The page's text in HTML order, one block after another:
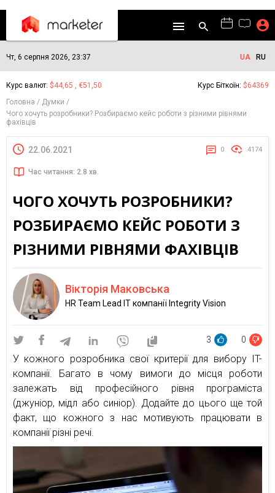
Чт, 6 серпня 2026, 23:37 UA RU
Курс валют: $44,65 , €51,50 Курс Біткоїн: $64369
Головна
Думки
Чого хочуть розробники? Розбираємо кейс роботи з різними рівнями
фахівців
22.06.2021 0 4174
Час читання: 2.8 хв.
ЧОГО ХОЧУТЬ РОЗРОБНИКИ?
РОЗБИРАЄМО КЕЙС РОБОТИ З
РІЗНИМИ РІВНЯМИ ФАХІВЦІВ
Вікторія Маковська
HR Team Lead IT компанії Integrity Vision
3 0
У кожного розробника свої критерії для вибору IT-
компанії. Багато в чому вимоги до місця роботи
залежать від професійного рівня програміста
(джуніор, мідл або синіор). Додайте до цього ще той
факт, що кожного з нас мотивують працювати в
компанії різні речі.